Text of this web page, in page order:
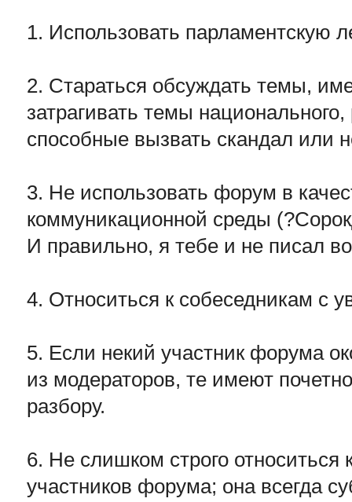
1. Использовать парламентскую
2. Стараться обсуждать темы,
затрагивать темы
способные вызвать скандал или
3. Не использовать форум в
коммуникационной среды
И правильно, я тебе и не писал
4. Относиться к собеседникам с
5. Если некий участник форума
из модераторов, те имеют
разбору.
6. Не слишком строго относиться
участников форума; она всегда